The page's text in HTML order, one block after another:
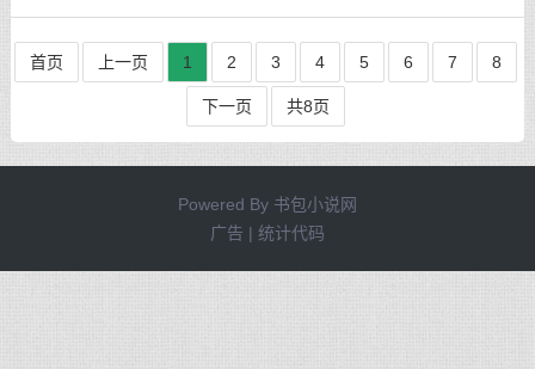
首页 上一页 1 2 3 4 5 6 7 8
下一页 共8页
Powered By 书包小说网
广告 | 统计代码